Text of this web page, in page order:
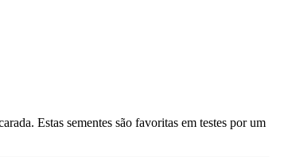
Estas sementes são favoritas em testes por um